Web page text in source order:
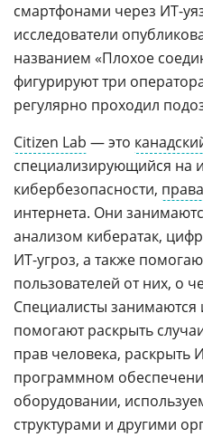
смартфонами через ИТ-
исследователи
названием «Плохое
фигурируют три
регулярно проходил
Citizen Lab — это
специализирующийся на
кибербезопасности,
интернета. Они
анализом кибератак,
ИТ-угроз, а также
пользователей от них, о
Специалисты
помогают раскрыть
прав человека, раскрыть
программном
оборудовании,
структурами и другими